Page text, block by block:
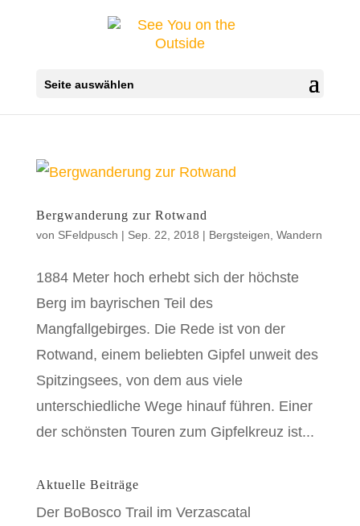
Seite auswählen
Bergwanderung zur Rotwand
von SFeldpusch | Sep. 22, 2018 | Bergsteigen Wandern
1884 Meter hoch erhebt sich der höchste
Berg im bayrischen Teil des
Mangfallgebirges. Die Rede ist von der
Rotwand, einem beliebten Gipfel unweit des
Spitzingsees, von dem aus viele
unterschiedliche Wege hinauf führen. Einer
der schönsten Touren zum Gipfelkreuz ist...
Aktuelle Beiträge
Der BoBosco Trail im Verzascatal